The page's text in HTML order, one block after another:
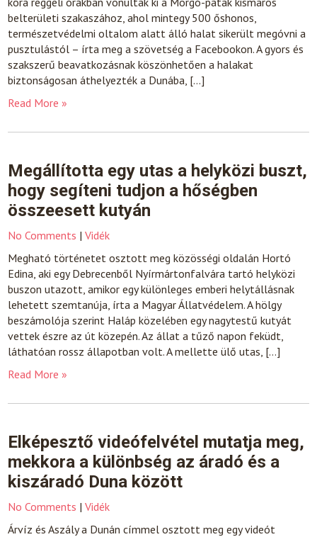
belterületi szakaszához, ahol mintegy 500 őshonos,
természetvédelmi oltalom alatt álló halat sikerült megóvni a
pusztulástól – írta meg a szövetség a Facebookon. A gyors és
szakszerű beavatkozásnak köszönhetően a halakat
biztonságosan áthelyezték a Dunába, […]
Read More »
Megállította egy utas a helyközi buszt,
hogy segíteni tudjon a hőségben
összeesett kutyán
No Comments |Vidék
Megható történetet osztott meg közösségi oldalán Hortó
Edina, aki egy Debrecenből Nyírmártonfalvára tartó helyközi
buszon utazott, amikor egy különleges emberi helytállásnak
lehetett szemtanúja, írta a Magyar Állatvédelem. A hölgy
beszámolója szerint Haláp közelében egy nagytestű kutyát
vettek észre az út közepén. Az állat a tűző napon feküdt,
láthatóan rossz állapotban volt. A mellette ülő utas, […]
Read More »
Elképesztő videófelvétel mutatja meg,
mekkora a különbség az áradó és a
kiszáradó Duna között
No Comments |Vidék
Árvíz és Aszály a Dunán címmel osztott meg egy videót